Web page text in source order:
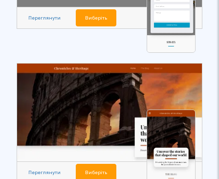
Переглянути Виберіть
Переглянути Виберіть